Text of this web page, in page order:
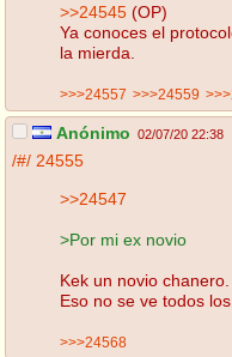
>>24545 (OP)
Ya conoces el
la mierda.
>>>24557 >>>24559
Anónimo 02/07/20 22:38
/#/ 24555
>>24547
>Por mi ex novio
Kek un novio chanero.
Eso no se ve todos los
>>>24568